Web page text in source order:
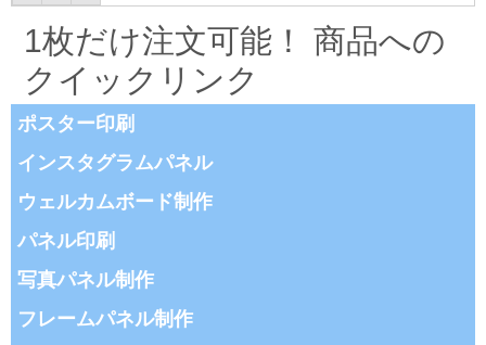
1枚だけ注文可能！ 商品への
クイックリンク
ポスター印刷
インスタグラムパネル
ウェルカムボード制作
パネル印刷
写真パネル制作
フレームパネル制作